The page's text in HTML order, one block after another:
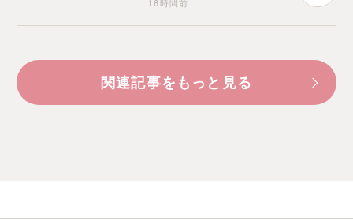
16時間前
関連記事をもっと見る